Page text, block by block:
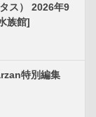
ス） 2026年9
族館]
特別編集